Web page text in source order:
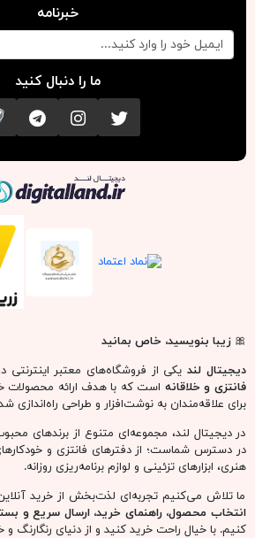
خبرنامه
ما را دنبال کنید
تویتر اینستاگرام
کانال
🎀زیبا بنویسید، خاص بمانید
دیجیتال لند یکی از فروشگاه‌های معتبر اینترنتی
فانتزی و خلاقانه است که با هدف ارائه محصولات
برای علاقه‌مندان به نوشت‌افزار و طراحی راه‌اندازی
در دیجیتال لند، مجموعه‌ای متنوع از برندهای
در دسترس شماست؛ از دفترهای فانتزی و
هنری، ابزارهای تزئینی و لوازم برنامه‌ریزی روزانه.
ما تلاش می‌کنیم تجربه‌ای لذت‌بخش از خرید آنلاین
انتخاب محصول، راهنمای خرید، ارسال سریع و
کنیم. با خیال راحت خرید کنید و از دنیای رنگارنگ و